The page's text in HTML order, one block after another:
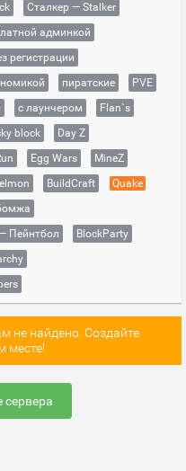
Сталкер — Stalker
админкой
регистрации
пиратские
PVE
с лаунчером
Flan`s
block
Day Z
Egg Wars
MineZ
BuildCraft
Quake
Пейнтбол
BlockParty
не найдено. Создайте
месте!
сервера